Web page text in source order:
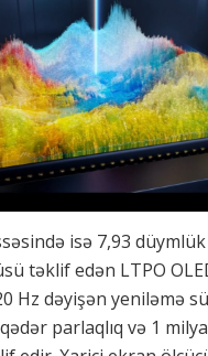
isə 7,93
təklif edən LTPO
Hz dəyişən yeniləmə
parlaqlıq və 1